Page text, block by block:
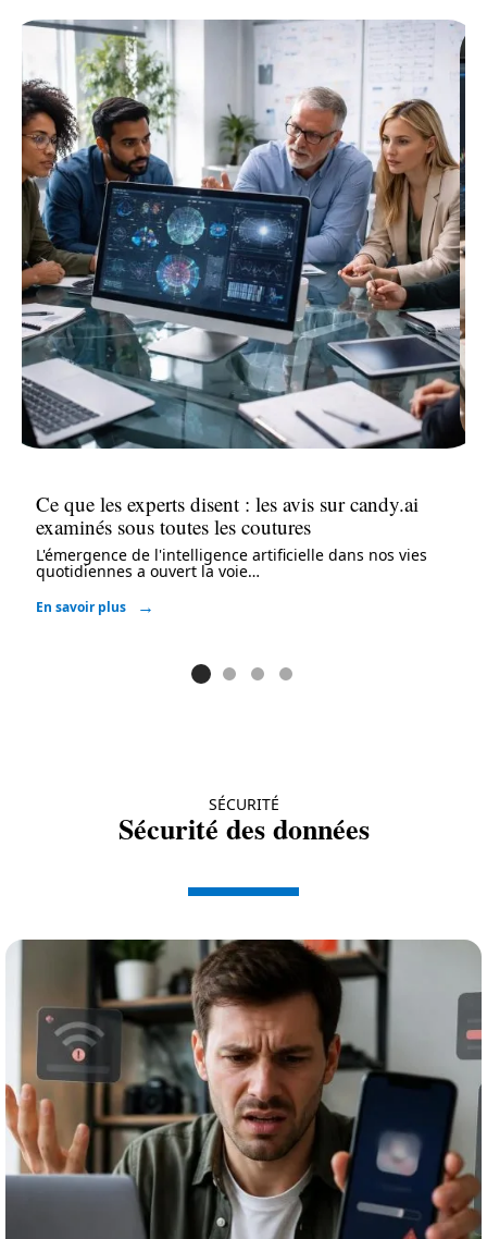
Ce que les experts disent : les avis sur candy.ai
examinés sous toutes les coutures
L'émergence de l'intelligence artificielle dans nos vies
quotidiennes a ouvert la voie…
En savoir plus
SÉCURITÉ
Sécurité des données